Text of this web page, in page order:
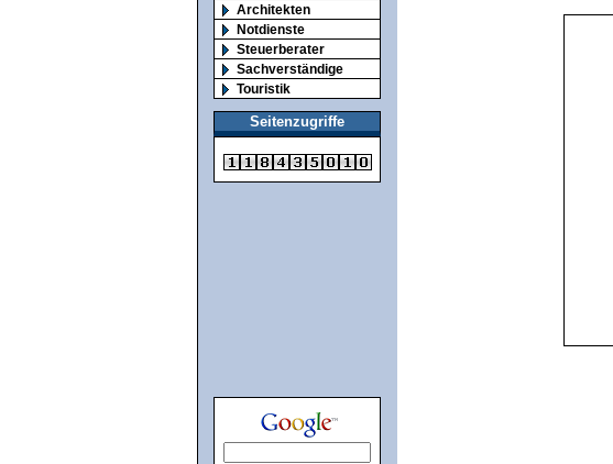
Architekten
Notdienste
Steuerberater
Sachverständige
Touristik
Seitenzugriffe